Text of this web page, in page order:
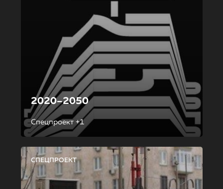
2020–2050
Спецпроект +1
СПЕЦПРОЕКТ